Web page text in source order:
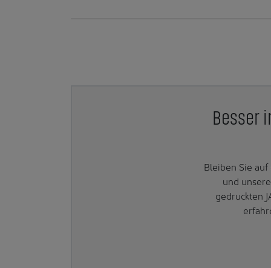
Besser
Bleiben Sie
und
gedruckten